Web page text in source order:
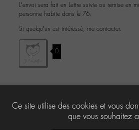
L’envoi sera fait en Lettre suivie ou remise en
personne habite dans le 76.
Si quelqu’un est intéressé, me contacter.
0
Le forum ‘Le « chat » du corridor’ est fermé à de
réponses.
Ce site utilise des cookies et vous
que vous souhaitez